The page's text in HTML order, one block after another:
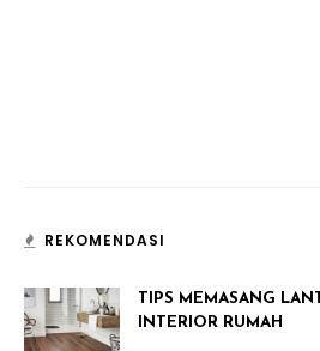
REKOMENDASI
TIPS MEMASANG
INTERIOR RUMAH